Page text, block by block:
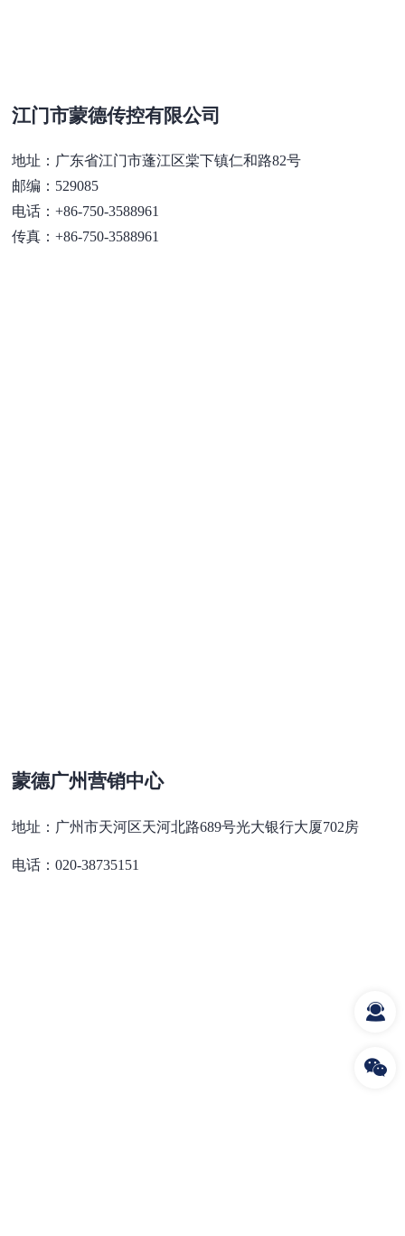
江门市蒙德传控有限公司
地址：广东省江门市蓬江区棠下镇仁和路82号
邮编：529085
电话：+86-750-3588961
传真：+86-750-3588961
蒙德广州营销中心
地址：广州市天河区天河北路689号光大银行大厦702房
电话：020-38735151